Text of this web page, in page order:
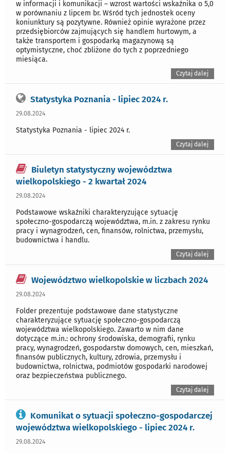
w informacji i komunikacji – wzrost wartości wskaźnika o 5,0
w porównaniu z lipcem br. Wśród tych jednostek oceny
koniunktury są pozytywne. Również opinie wyrażone przez
przedsiębiorców zajmujących się handlem hurtowym, a
także transportem i gospodarką magazynową są
optymistyczne, choć zbliżone do tych z poprzedniego
miesiąca.
Czytaj dalej
Statystyka Poznania - lipiec 2024 r.
29.08.2024
Statystyka Poznania - lipiec 2024 r.
Czytaj dalej
Biuletyn statystyczny województwa
wielkopolskiego - 2 kwartał 2024
29.08.2024
Podstawowe wskaźniki charakteryzujące sytuację
społeczno-gospodarczą województwa, m.in. z zakresu rynku
pracy i wynagrodzeń, cen, finansów, rolnictwa, przemysłu,
budownictwa i handlu.
Czytaj dalej
Województwo wielkopolskie w liczbach 2024
29.08.2024
Folder prezentuje podstawowe dane statystyczne
charakteryzujące sytuację społeczno-gospodarczą
województwa wielkopolskiego. Zawarto w nim dane
dotyczące m.in.: ochrony środowiska, demografii, rynku
pracy, wynagrodzeń, gospodarstw domowych, cen, mieszkań,
finansów publicznych, kultury, zdrowia, przemysłu i
budownictwa, rolnictwa, podmiotów gospodarki narodowej
oraz bezpieczeństwa publicznego.
Czytaj dalej
Komunikat o sytuacji społeczno-gospodarczej
województwa wielkopolskiego - lipiec 2024 r.
29.08.2024